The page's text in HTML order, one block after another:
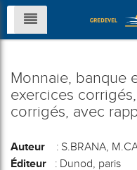
Monnaie, banque
exercices
corrigés, avec
Auteur : S.BRANA,
Éditeur : Dunod, paris